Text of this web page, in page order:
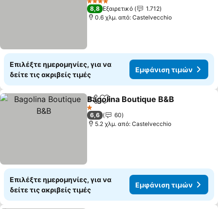
4 Αστέρια
8,8 Εξαιρετικό
1.712
0.6 χλμ. από: Castelvecchio
Επιλέξτε ημερομηνίες, για να
δείτε τις ακριβείς τιμές
Εμφάνιση τιμών
Κοινοποίηση
Προσθήκη στα αγαπημένα
Bagolina Boutique B&B
1 Αστέρια
6,6
60
5.2 χλμ. από: Castelvecchio
Επιλέξτε ημερομηνίες, για να
δείτε τις ακριβείς τιμές
Εμφάνιση τιμών